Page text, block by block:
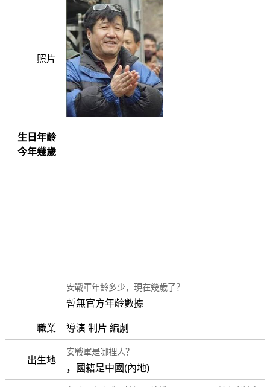
照片
生日年齡
今年幾歲
安戰軍年齡多少，現在幾歲了？
暫無官方年齡數據
職業 導演 制片 編劇
出生地
安戰軍是哪裡人？
，國籍是中國(內地)